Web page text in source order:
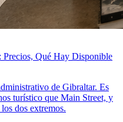
Qué Hay Disponible
de Gibraltar. Es
turístico que Main Street, y
dos extremos.